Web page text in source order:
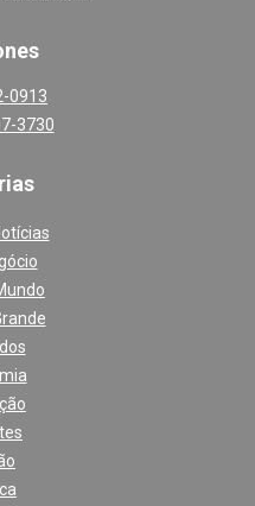
0913
3730
s